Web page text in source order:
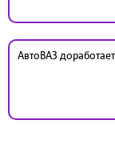
АвтоВАЗ